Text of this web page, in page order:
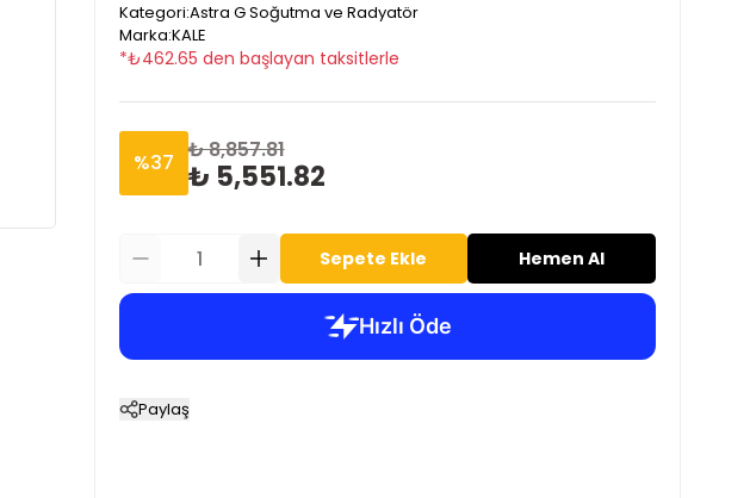
Kategori:Astra G Soğutma ve Radyatör
Marka:KALE
*₺462.65 den başlayan taksitlerle
%37 ₺ 8,857.81
₺ 5,551.82
Sepete Ekle Hemen Al
Paylaş